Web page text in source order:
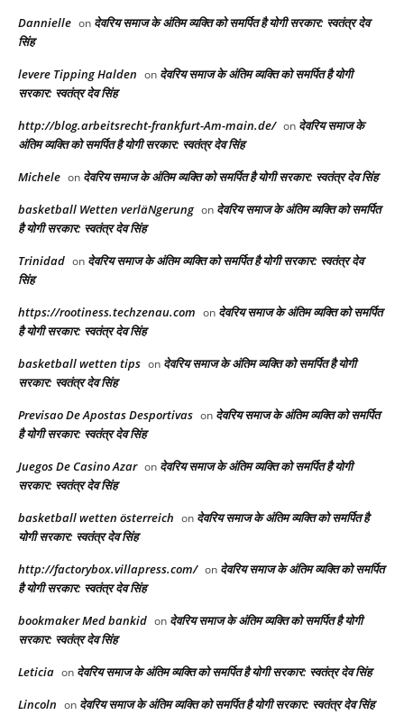
Dannielle on देवरिय समाज के अंतिम व्यक्ति को समर्पित है योगी सरकार: स्वतंत्र देव
सिंह
levere Tipping Halden on देवरिय समाज के अंतिम व्यक्ति को समर्पित है योगी
सरकार: स्वतंत्र देव सिंह
http://blog.arbeitsrecht-frankfurt-Am-main.de/ on देवरिय समाज के
अंतिम व्यक्ति को समर्पित है योगी सरकार: स्वतंत्र देव सिंह
Michele on देवरिय समाज के अंतिम व्यक्ति को समर्पित है योगी सरकार: स्वतंत्र देव सिंह
basketball Wetten verläNgerung on देवरिय समाज के अंतिम व्यक्ति को समर्पित
है योगी सरकार: स्वतंत्र देव सिंह
Trinidad on देवरिय समाज के अंतिम व्यक्ति को समर्पित है योगी सरकार: स्वतंत्र देव
सिंह
https://rootiness.techzenau.com on देवरिय समाज के अंतिम व्यक्ति को समर्पित
है योगी सरकार: स्वतंत्र देव सिंह
basketball wetten tips on देवरिय समाज के अंतिम व्यक्ति को समर्पित है योगी
सरकार: स्वतंत्र देव सिंह
Previsao De Apostas Desportivas on देवरिय समाज के अंतिम व्यक्ति को समर्पित
है योगी सरकार: स्वतंत्र देव सिंह
Juegos De Casino Azar on देवरिय समाज के अंतिम व्यक्ति को समर्पित है योगी
सरकार: स्वतंत्र देव सिंह
basketball wetten österreich on देवरिय समाज के अंतिम व्यक्ति को समर्पित है
योगी सरकार: स्वतंत्र देव सिंह
http://factorybox.villapress.com/ on देवरिय समाज के अंतिम व्यक्ति को समर्पित
है योगी सरकार: स्वतंत्र देव सिंह
bookmaker Med bankid on देवरिय समाज के अंतिम व्यक्ति को समर्पित है योगी
सरकार: स्वतंत्र देव सिंह
Leticia on देवरिय समाज के अंतिम व्यक्ति को समर्पित है योगी सरकार: स्वतंत्र देव सिंह
Lincoln on देवरिय समाज के अंतिम व्यक्ति को समर्पित है योगी सरकार: स्वतंत्र देव सिंह